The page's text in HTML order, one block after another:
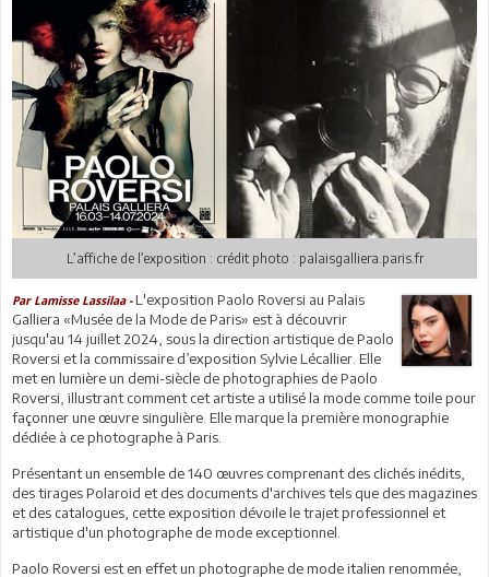
L’affiche de l’exposition : crédit photo : palaisgalliera.paris.fr
Par Lamisse Lassilaa -L'exposition Paolo Roversi au Palais
Galliera «Musée de la Mode de Paris» est à découvrir
jusqu'au 14 juillet 2024, sous la direction artistique de Paolo
Roversi et la commissaire d’exposition Sylvie Lécallier. Elle
met en lumière un demi-siècle de photographies de Paolo
Roversi, illustrant comment cet artiste a utilisé la mode comme toile pour
façonner une œuvre singulière. Elle marque la première monographie
dédiée à ce photographe à Paris.
Présentant un ensemble de 140 œuvres comprenant des clichés inédits,
des tirages Polaroid et des documents d'archives tels que des magazines
et des catalogues, cette exposition dévoile le trajet professionnel et
artistique d'un photographe de mode exceptionnel.
Paolo Roversi est en effet un photographe de mode italien renommée,